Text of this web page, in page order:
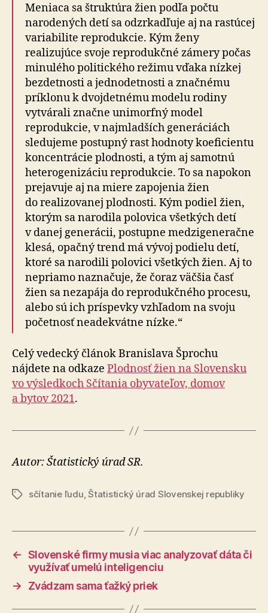
Meniaca sa štruktúra žien podľa počtu
narodených detí sa odzrkadľuje aj na rastúcej
variabilite reprodukcie. Kým ženy
realizujúce svoje reprodukčné zámery počas
minulého politického režimu vďaka nízkej
bezdetnosti a jednodetnosti a značnému
príklonu k dvojdetnému modelu rodiny
vytvárali značne unimorfný model
reprodukcie, v najmladších generáciách
sledujeme postupný rast hodnoty koeficientu
koncentrácie plodnosti, a tým aj samotnú
heterogenizáciu reprodukcie. To sa napokon
prejavuje aj na miere zapojenia žien
do realizovanej plodnosti. Kým podiel žien,
ktorým sa narodila polovica všetkých detí
v danej generácii, postupne medzigeneračne
klesá, opačný trend má vývoj podielu detí,
ktoré sa narodili polovici všetkých žien. Aj to
nepriamo naznačuje, že čoraz väčšia časť
žien sa nezapája do reprodukčného procesu,
alebo sú ich príspevky vzhľadom na svoju
početnosť neadekvátne nízke.“
Celý vedecký článok Branislava Šprochu
nájdete na odkaze Plodnosť žien na Slovensku
vo výsledkoch Sčítania obyvateľov, domov
a bytov 2021.
Autor: Štatistický úrad SR.
Značkysčítanie ľudu,Štatistický úrad Slovenskej republiky
← Slovenské firmy musia viac analyzovať dáta či
využívať umelú inteligenciu
→
Zvádzam sama ťažký priek